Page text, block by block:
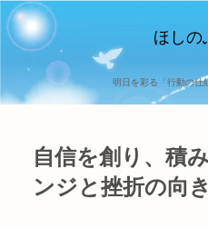
ほしの
明日を彩る「行動の仕
自信を創り、積
ンジと挫折の向